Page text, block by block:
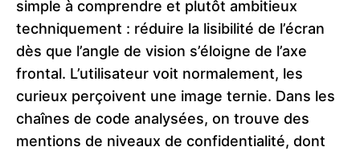
simple à comprendre et plutôt ambitieux
techniquement : réduire la lisibilité de l’écran
dès que l’angle de vision s’éloigne de l’axe
frontal. L’utilisateur voit normalement, les
curieux perçoivent une image ternie. Dans les
chaînes de code analysées, on trouve des
mentions de niveaux de confidentialité, dont